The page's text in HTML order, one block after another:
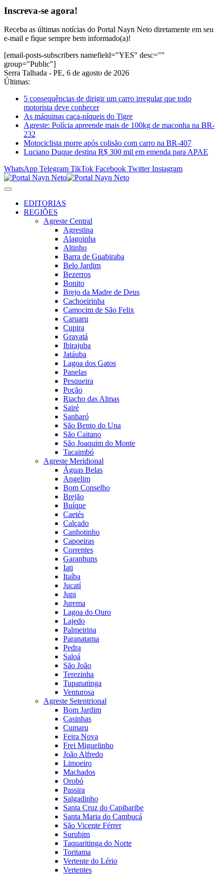
Inscreva-se agora!
Receba as últimas notícias do Portal Nayn Neto diretamente em seu
e-mail e fique sempre bem informado(a)!
[email-posts-subscribers namefield="YES" desc=""
group="Public"]
Serra Talhada - PE, 6 de agosto de 2026
Últimas:
5 consequências de dirigir um carro irregular que todo
motorista deve conhecer
As máquinas caça-níqueis do Tigre
Agreste: Polícia apreende mais de 100kg de maconha na BR-
232
Motociclista morre após colisão com carro na BR-407
Luciano Duque destina R$ 300 mil em emenda para APAE
WhatsApp Telegram TikTok Facebook Twitter Instagram
EDITORIAS
REGIÕES
Agreste Central
Agrestina
Alagoinha
Altinho
Barra de Guabiraba
Belo Jardim
Bezerros
Bonito
Brejo da Madre de Deus
Cachoeirinha
Camocim de São Felix
Caruaru
Cupira
Gravatá
Ibirajuba
Jatáuba
Lagoa dos Gatos
Panelas
Pesqueira
Poção
Riacho das Almas
Sairé
Sanharó
São Bento do Una
São Caitano
São Joaquim do Monte
Tacaimbó
Agreste Meridional
Águas Belas
Angelim
Bom Conselho
Brejão
Buíque
Caetés
Calçado
Canhotinho
Capoeiras
Correntes
Garanhuns
Iati
Itaíba
Jucatí
Jupi
Jurema
Lagoa do Ouro
Lajedo
Palmeirina
Paranatama
Pedra
Saloá
São João
Terezinha
Tupanatinga
Venturosa
Agreste Setentrional
Bom Jardim
Casinhas
Cumaru
Feira Nova
Frei Miguelinho
João Alfredo
Limoeiro
Machados
Orobó
Passira
Salgadinho
Santa Cruz do Capibaribe
Santa Maria do Cambucá
São Vicente Férrer
Surubim
Taquaritinga do Norte
Toritama
Vertente do Lério
Vertentes